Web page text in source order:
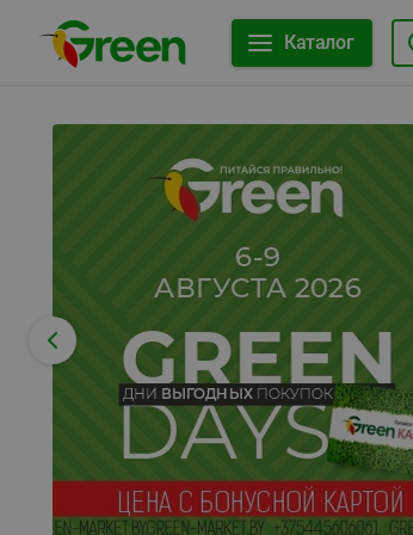
Каталог